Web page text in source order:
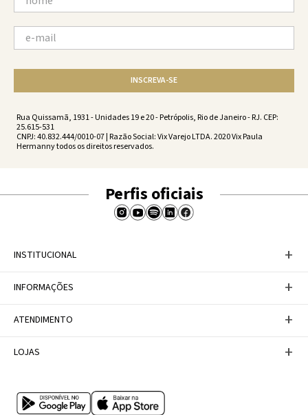
INSCREVA-SE
Rua Quissamã, 1931 - Unidades 19 e 20 - Petrópolis, Rio de Janeiro - RJ. CEP:
25.615-531
CNPJ: 40.832.444/0010-07 | Razão Social: Vix Varejo LTDA. 2020 Vix Paula
Hermanny todos os direitos reservados.
Perfis oficiais
INSTITUCIONAL +
A Marca
Trabalhe conosco
INFORMAÇÕES +
Política de Privacidade
Tabela de Medidas
ATENDIMENTO +
Personal Shopper
LOJAS +
Multimarcas